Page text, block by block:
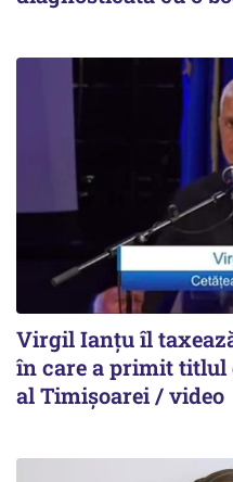
Virgil Ianțu îl
în care a primit titlul
al Timișoarei / video